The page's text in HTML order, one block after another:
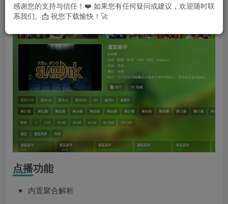
点播功能
内置聚合解析
感谢您的支持与信任！❤️ 如果您有任何疑问或建议，欢迎随时联
系我们。📩 祝您下载愉快！🚀